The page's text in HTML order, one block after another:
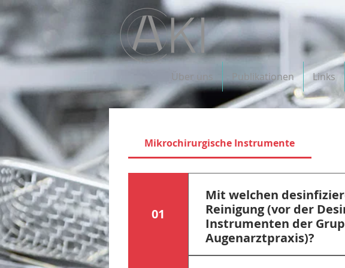
Über uns Publikationen Links
Mikrochirurgische Instrumente
01
Mit welchen
Reinigung (vor der
Instrumenten der
Augenarztpraxis)?